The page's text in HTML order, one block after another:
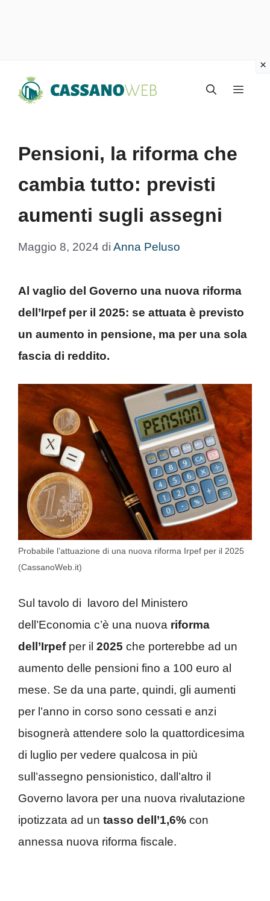
Menu
Pensioni, la riforma che
cambia tutto: previsti
aumenti sugli assegni
Maggio 8, 2024 di Anna Peluso
Al vaglio del Governo una nuova riforma
dell’Irpef per il 2025: se attuata è previsto
un aumento in pensione, ma per una sola
fascia di reddito.
Probabile l’attuazione di una nuova riforma Irpef per il 2025
(CassanoWeb.it)
Sul tavolo di lavoro del Ministero
dell’Economia c’è una nuova riforma
dell’Irpefper il 2025 che porterebbe ad un
aumento delle pensioni fino a 100 euro al
mese. Se da una parte, quindi, gli aumenti
per l’anno in corso sono cessati e anzi
bisognerà attendere solo la quattordicesima
di luglio per vedere qualcosa in più
sull’assegno pensionistico, dall’altro il
Governo lavora per una nuova rivalutazione
ipotizzata ad un tasso dell’1,6% con
annessa nuova riforma fiscale.